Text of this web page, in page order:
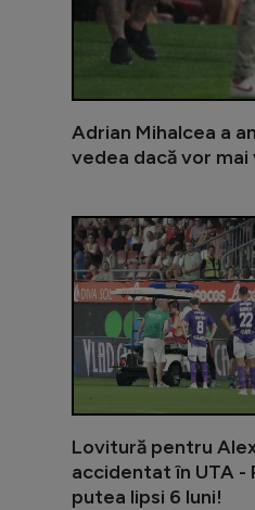
Adrian Mihalcea a
vedea dacă vor
Lovitură pentru
accidentat în UTA -
putea lipsi 6 luni!